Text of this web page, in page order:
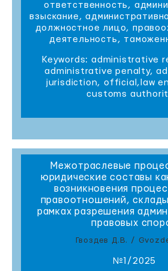
ответственность,
взыскание,
должностное лицо,
деятельность,
Keywords: administrative
administrative penalty,
jurisdiction, official,law
customs
Межотраслевые
юридические составы
возникновения
правоотношений,
рамках разрешения
правовых
Гвоздев Д.В. /
№1/2025